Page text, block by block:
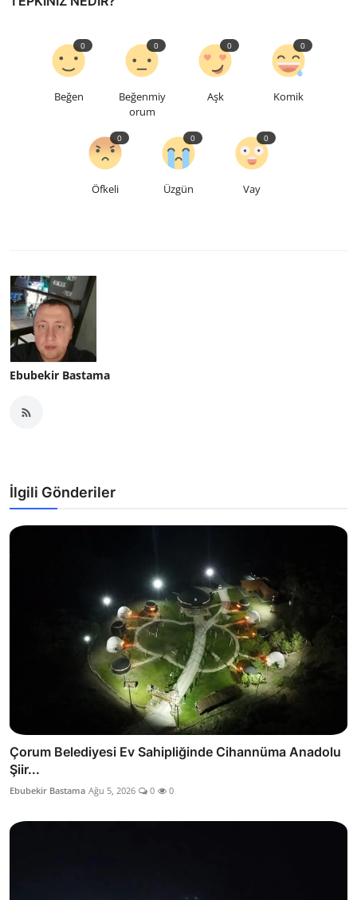
Beğen
0
Beğenmiy
orum
0
Aşk
0
Komik
0
Öfkeli
0
Üzgün
0
Vay
0
Ebubekir Bastama
İlgili Gönderiler
Çorum Belediyesi Ev Sahipliğinde Cihannüma Anadolu
Şiir...
Ebubekir Bastama Ağu 5, 2026 0 0